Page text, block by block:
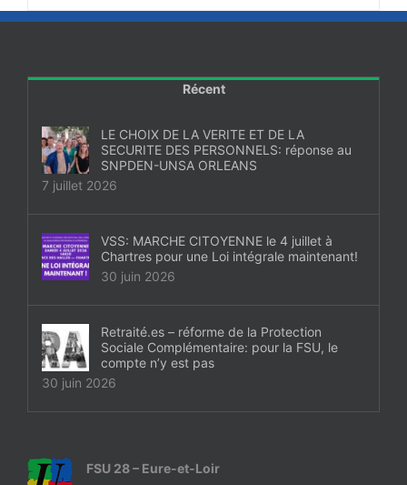
Récent
LE CHOIX DE LA VERITE ET DE LA
SECURITE DES PERSONNELS: réponse au
SNPDEN-UNSA ORLEANS
7 juillet 2026
VSS: MARCHE CITOYENNE le 4 juillet à
Chartres pour une Loi intégrale maintenant!
30 juin 2026
Retraité.es – réforme de la Protection
Sociale Complémentaire: pour la FSU, le
compte n’y est pas
30 juin 2026
FSU 28 – Eure-et-Loir